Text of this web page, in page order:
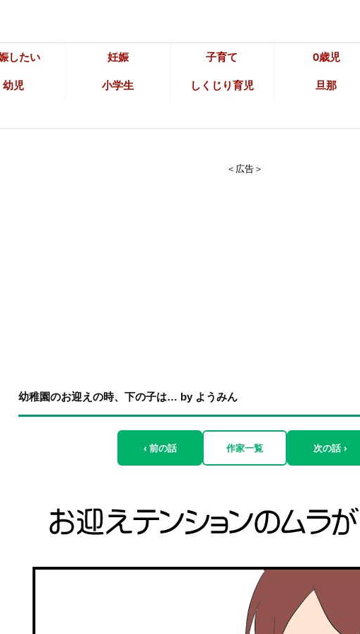
したい 妊娠 子育て 0歳児
幼児 小学生 しくじり育児 旦那
＜広告＞
幼稚園のお迎えの時、下の子は… by ようみん
‹ 前の話 作家一覧 次の話 ›